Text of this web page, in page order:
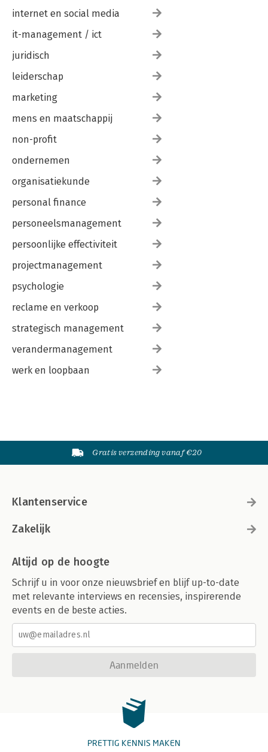
internet en social media
it-management / ict
juridisch
leiderschap
marketing
mens en maatschappij
non-profit
ondernemen
organisatiekunde
personal finance
personeelsmanagement
persoonlijke effectiviteit
projectmanagement
psychologie
reclame en verkoop
strategisch management
verandermanagement
werk en loopbaan
Gratis verzending vanaf €20
Klantenservice
Zakelijk
Altijd op de hoogte
Schrijf u in voor onze nieuwsbrief en blijf up-to-date
met relevante interviews en recensies, inspirerende
events en de beste acties.
Aanmelden
PRETTIG KENNIS MAKEN